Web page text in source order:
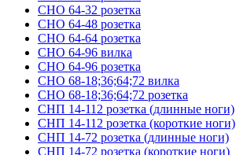
СНО 64-32 розетка
СНО 64-48 розетка
СНО 64-64 розетка
СНО 64-96 вилка
СНО 64-96 розетка
СНО 68-18;36;64;72 вилка
СНО 68-18;36;64;72 розетка
СНП 14-112 розетка (длинные ноги)
СНП 14-112 розетка (короткие ноги)
СНП 14-72 розетка (длинные ноги)
СНП 14-72 розетка (короткие ноги)